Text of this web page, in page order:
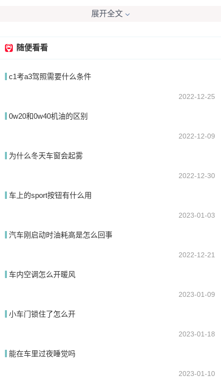
这是属于正常现象，电喷汽车冷车启动都这样。
我要回答
展开全文
随便看看
c1考a3驾照需要什么条件
2022-12-25
0w20和0w40机油的区别
2022-12-09
为什么冬天车窗会起雾
2022-12-30
车上的sport按钮有什么用
2023-01-03
汽车刚启动时油耗高是怎么回事
2022-12-21
车内空调怎么开暖风
2023-01-09
小车门锁住了怎么开
2023-01-18
能在车里过夜睡觉吗
2023-01-10